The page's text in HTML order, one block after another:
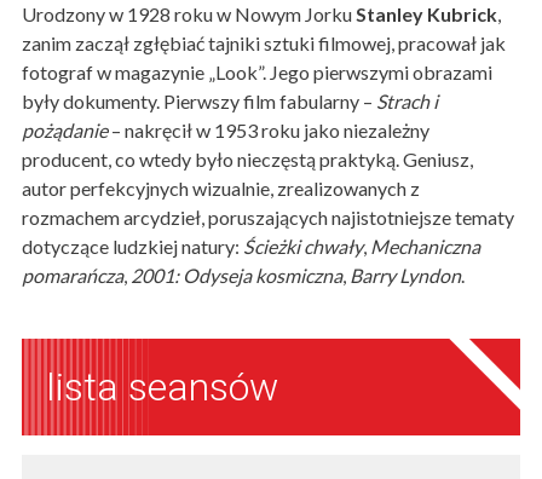
Urodzony w 1928 roku w Nowym Jorku Stanley Kubrick
zanim zaczął zgłębiać tajniki sztuki filmowej, pracował jak
fotograf w magazynie „Look”. Jego pierwszymi obrazami
były dokumenty. Pierwszy film fabularny – Strach i
pożądanie– nakręcił w 1953 roku jako niezależny
producent, co wtedy było nieczęstą praktyką. Geniusz,
autor perfekcyjnych wizualnie, zrealizowanych z
rozmachem arcydzieł, poruszających najistotniejsze tematy
dotyczące ludzkiej natury: Ścieżki chwały, Mechaniczna
pomarańcza, 2001: Odyseja kosmiczna, Barry Lyndon.
lista seansów